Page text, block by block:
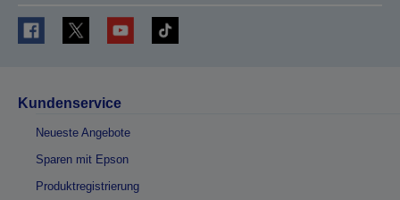
Kundenservice
Neueste Angebote
Sparen mit Epson
Produktregistrierung